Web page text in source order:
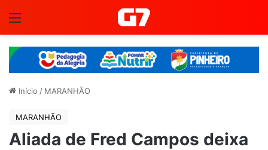
Início / MARANHÃO
MARANHÃO
Aliada de Fred Campos deixa